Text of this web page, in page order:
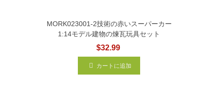
MORK023001-2技術の赤いスーパーカー
1:14モデル建物の煉瓦玩具セット
$32.99
カートに追加